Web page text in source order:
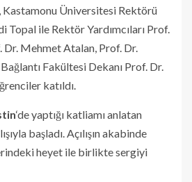
Kastamonu Üniversitesi Rektörü
Topal ile Rektör Yardımcıları Prof.
Dr. Mehmet Atalan, Prof. Dr.
Fakültesi Dekanı Prof. Dr.
katıldı.
‘de yaptığı katliamı anlatan
başladı. Açılışın akabinde
heyet ile birlikte sergiyi